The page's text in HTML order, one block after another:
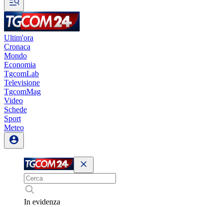
Ultim'ora
Cronaca
Mondo
Economia
TgcomLab
Televisione
TgcomMag
Video
Schede
Sport
Meteo
In evidenza